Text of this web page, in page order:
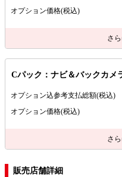
オプション価格(税込)
さ
Cパック：ナビ＆バックカメ
オプション込参考支払総額(税込)
オプション価格(税込)
さ
販売店舗詳細